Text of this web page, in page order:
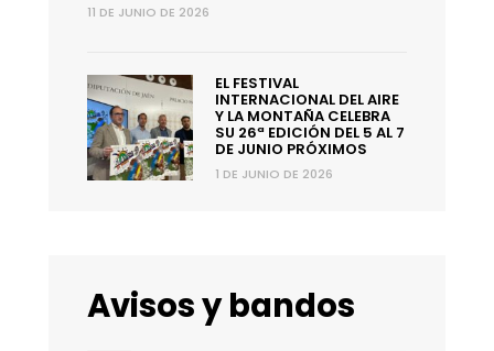
11 DE JUNIO DE 2026
EL FESTIVAL
INTERNACIONAL DEL AIRE
Y LA MONTAÑA CELEBRA
SU 26ª EDICIÓN DEL 5 AL 7
DE JUNIO PRÓXIMOS
1 DE JUNIO DE 2026
Avisos y bandos